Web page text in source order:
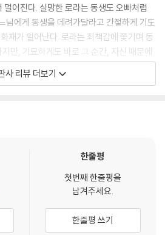
어진다. 실망한 로라는 동생도 오빠처럼
님에게 동생을 데려가달라고 간절하게 기도
재가 일어난다. 로라는 죄책감에 쫓기며 동
만, 기묘하게도 바로 그 순간, 자신 때문에
렬한 감정을 느낀다. 이후 로라는 마치 대
동생 셜리를 지키고 사랑하는 데 바치기로
렴풋하던 욕구도 모두 채워졌다. 이제부터
리에게 질투와 시샘을 느끼며 미워하다가 강
을 그린 1부와, 결혼한 셜리가 불행의 나락으
시 언니의 품으로 돌아오는 이야기를 그린 2
사 리뷰 더보기
한줄평
첫번째 한줄평을
남겨주세요.
한줄평 쓰기